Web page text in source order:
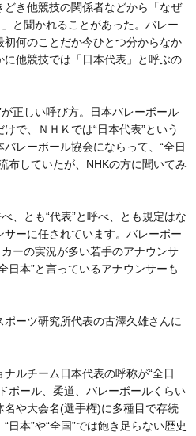
き他競技の関係者などから「なぜ
と聞かれることがあった。バレー
何のことだか今ひとつ分からなか
他競技では「日本代表」と呼ぶの
正しい呼び方。日本バレーボール
で、ＮＨＫでは“日本代表”という
レーボール協会にならって、“全日
布していたが、NHKの方に聞いてみ
、とも“代表”と呼べ、とも規定はな
ーに任されています。バレーボー
ーの実況が多い若手のアナウンサ
日本”と言っているアナウンサーも
ーツ研究所代表の古澤久雄さんに
ナルチーム日本代表の呼称が“全日
ボール、柔道、バレーボールくらい
や大会名(選手権)に多種目で存続
日本”や“全国”では飽き足らない歴史